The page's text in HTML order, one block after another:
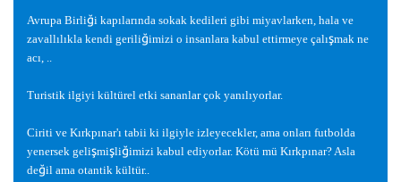
Avrupa Birliği kapılarında sokak kedileri gibi miyavlarken, hala ve
zavallılıkla kendi geriliğimizi o insanlara kabul ettirmeye çalışmak ne
acı, ..
Turistik ilgiyi kültürel etki sananlar çok yanılıyorlar.
Ciriti ve Kırkpınar'ı tabii ki ilgiyle izleyecekler, ama onları futbolda
yenersek gelişmişliğimizi kabul ediyorlar. Kötü mü Kırkpınar? Asla
değil ama otantik kültür..